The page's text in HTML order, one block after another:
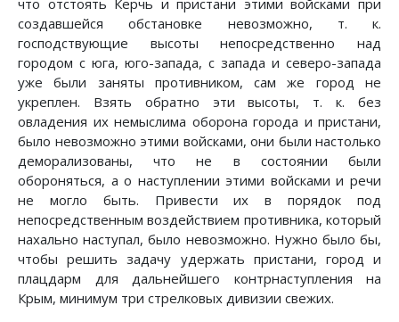
что отстоять Керчь и пристани этими войсками при
создавшейся обстановке невозможно, т. к.
господствующие высоты непосредственно над
городом с юга, юго-запада, с запада и северо-запада
уже были заняты противником, сам же город не
укреплен. Взять обратно эти высоты, т. к. без
овладения их немыслима оборона города и пристани,
было невозможно этими войсками, они были настолько
деморализованы, что не в состоянии были
обороняться, а о наступлении этими войсками и речи
не могло быть. Привести их в порядок под
непосредственным воздействием противника, который
нахально наступал, было невозможно. Нужно было бы,
чтобы решить задачу удержать пристани, город и
плацдарм для дальнейшего контрнаступления на
Крым, минимум три стрелковых дивизии свежих.